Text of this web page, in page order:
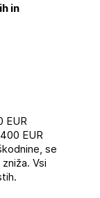
in
EUR
EUR
se
Vsi